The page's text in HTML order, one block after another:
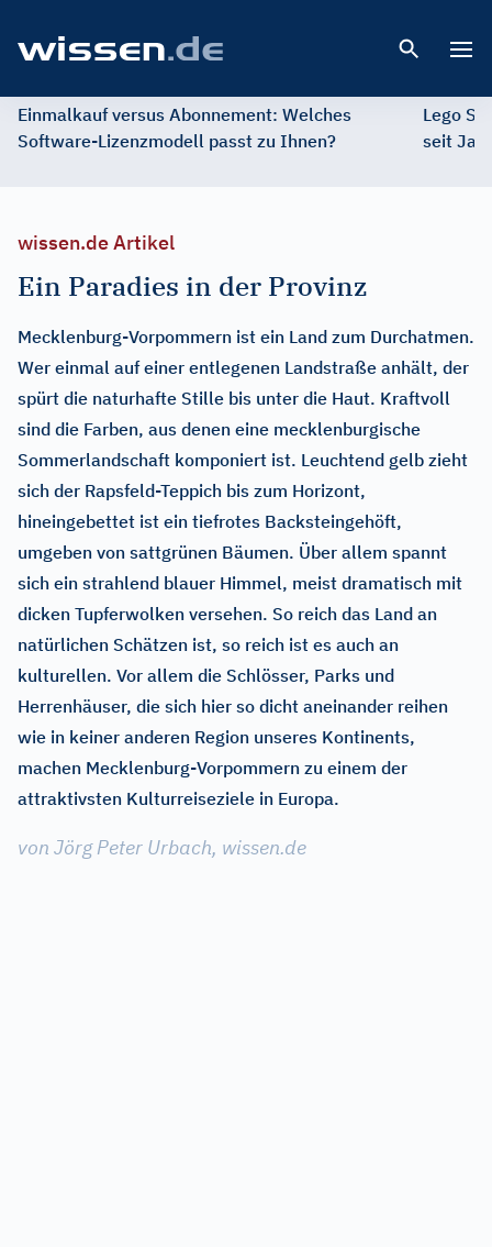
Einmalkauf versus Abonnement: Welches
Software-Lizenzmodell passt zu Ihnen?
Lego
seit
wissen.de Artikel
Ein Paradies in der Provinz
Mecklenburg-Vorpommern ist ein Land zum Durchatmen.
Wer einmal auf einer entlegenen Landstraße anhält, der
spürt die naturhafte Stille bis unter die Haut. Kraftvoll
sind die Farben, aus denen eine mecklenburgische
Sommerlandschaft komponiert ist. Leuchtend gelb zieht
sich der Rapsfeld-Teppich bis zum Horizont,
hineingebettet ist ein tiefrotes Backsteingehöft,
umgeben von sattgrünen Bäumen. Über allem spannt
sich ein strahlend blauer Himmel, meist dramatisch mit
dicken Tupferwolken versehen. So reich das Land an
natürlichen Schätzen ist, so reich ist es auch an
kulturellen. Vor allem die Schlösser, Parks und
Herrenhäuser, die sich hier so dicht aneinander reihen
wie in keiner anderen Region unseres Kontinents,
machen Mecklenburg-Vorpommern zu einem der
attraktivsten Kulturreiseziele in Europa.
von Jörg Peter Urbach, wissen.de